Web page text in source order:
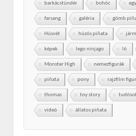
barkácstündér bohóc
farsang galéria gömb
Húsvét húzós piñata
képek lego ninjago ló
Monster High nemezfigurák
piñata pony rajzfilm
thomas toy story
videó állatos piñata